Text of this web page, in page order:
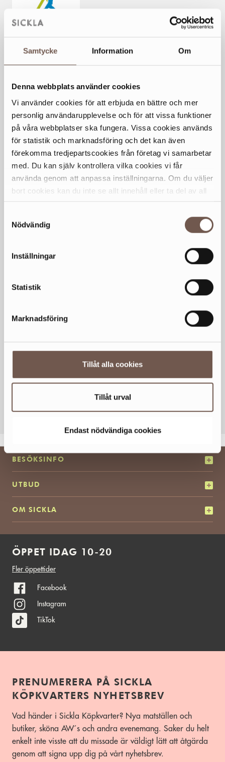
Samtycke Information Om
Denna webbplats använder cookies
Vi använder cookies för att erbjuda en bättre och mer
personlig användarupplevelse och för att vissa funktioner
på våra webbplatser ska fungera. Vissa cookies används
för statistik och marknadsföring och det kan även
förekomma tredjepartscookies från företag vi samarbetar
med. Du kan själv kontrollera vilka cookies vi får
använda genom att anpassa inställningarna. Om du väljer
bort cookies kan du inte se allt innehåll eller ta del av all
Nödvändig
Inställningar
Statistik
Marknadsföring
Tillåt alla cookies
Tillåt urval
Endast nödvändiga cookies
Mån
09-18
09-18
Tor
09-18
Fre
09-16.30
Lör
Stängt
Sön
Stängt
sickla@dinkorskola.se
HEMSIDA
KOLLA KARTAN
BESÖKSINFO
UTBUD
OM SICKLA
ÖPPET IDAG 10-20
Fler öppettider
Facebook
Instagram
TikTok
PRENUMERERA PÅ SICKLA
KÖPKVARTERS NYHETSBREV
Vad händer i Sickla Köpkvarter? Nya matställen och
butiker, sköna AW´s och andra evenemang. Saker du helt
enkelt inte visste att du missade är väldigt lätt att åtgärda
genom att signa upp dig på vårt nyhetsbrev.